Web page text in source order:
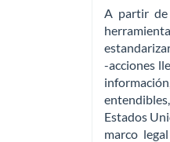
A partir de
-acciones
Estados
marco